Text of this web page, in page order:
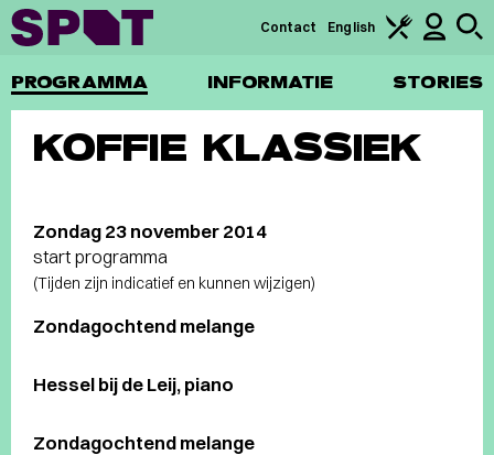
PROGRAMMA INFORMATIE STORIES
Contact English
KOFFIE KLASSIEK
Zondag 23 november 2014
start programma
(Tijden zijn indicatief en kunnen wijzigen)
Zondagochtend melange
Hessel bij de Leij, piano
Zondagochtend melange